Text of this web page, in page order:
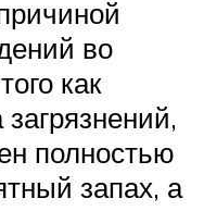
во
как
полностью
запах, а